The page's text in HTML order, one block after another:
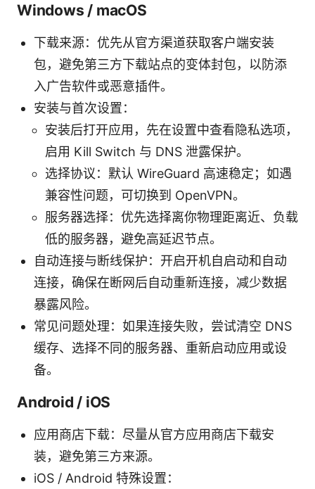
Windows / macOS
下载来源：优先从官方渠道获取客户端安装
包，避免第三方下载站点的变体封包，以防添
入广告软件或恶意插件。
安装与首次设置：
安装后打开应用，先在设置中查看隐私选项，
启用 Kill Switch 与 DNS 泄露保护。
选择协议：默认 WireGuard 高速稳定；如遇
兼容性问题，可切换到 OpenVPN。
服务器选择：优先选择离你物理距离近、负载
低的服务器，避免高延迟节点。
自动连接与断线保护：开启开机自启动和自动
连接，确保在断网后自动重新连接，减少数据
暴露风险。
常见问题处理：如果连接失败，尝试清空 DNS
缓存、选择不同的服务器、重新启动应用或设
备。
Android / iOS
应用商店下载：尽量从官方应用商店下载安
装，避免第三方来源。
iOS / Android 特殊设置：